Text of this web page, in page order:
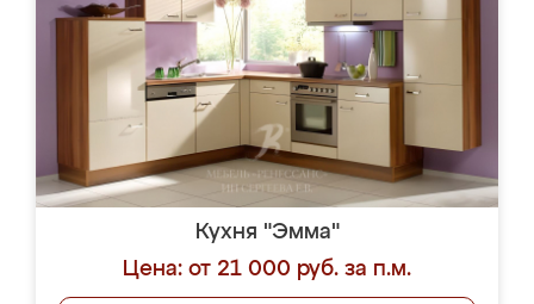
Кухня "Эмма"
Цена: от 21 000 руб. за п.м.